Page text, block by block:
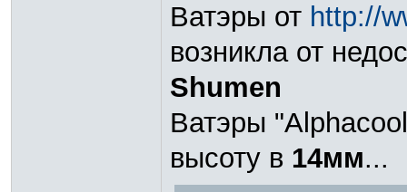
Ватэры от http://
возникла от
Shumen
Ватэры
высоту в 14мм...